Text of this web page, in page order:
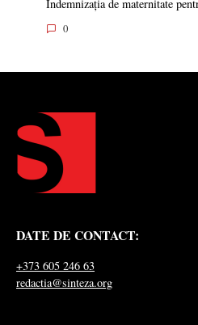
Indemnizația de maternitate
0
DATE DE CONTACT:
+373 605 246 63
redactia@sinteza.org